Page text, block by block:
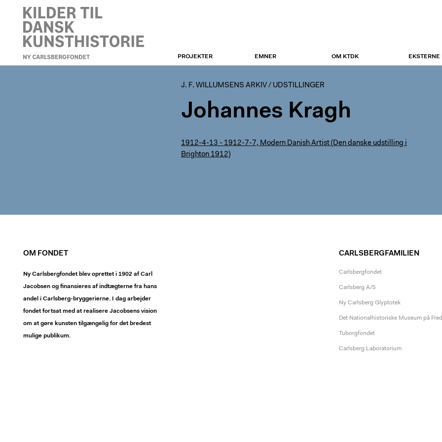
J. F. WILLUMSEN
PROJEKTER EMNER OM KTDK EKSTERNE
J. F. WILLUMSENS ARKIV / UDSTILLINGER
Johannes Kragh
1912-4-13 - 1912-7-7, Modern Danish Artist (Den danske udstilling i
Brighton 1912)
OM FONDET
Ny Carlsbergfondet blev oprettet i 1902 af Carl
Jacobsen og finansieres af indtægterne fra hans
andel i Carlsberg-bryggerierne. I dag arbejder
fondet fortsat med at realisere Jacobsens vision
om at gøre kunsten tilgængelig for det bredest
mulige publikum.
CARLSBERGFAMILIEN
Carlsbergfondet
Carlsberg A/S
Ny Carlsberg Glyptotek
Det Nationalhistoriske Museum på
Tuborgfondet
Carlsberg Laboratorium